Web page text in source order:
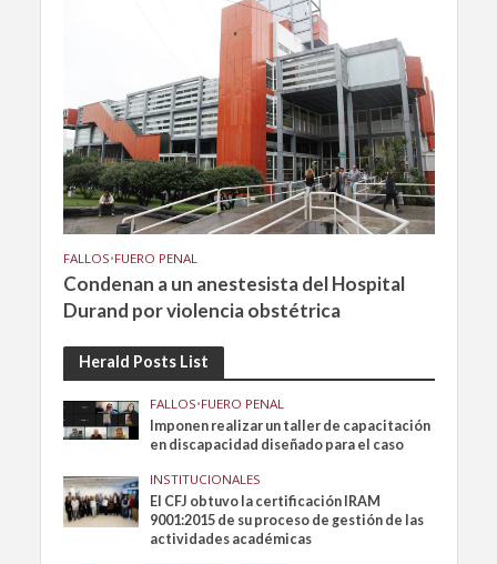
FALLOS•FUERO PENAL
Condenan a un anestesista del Hospital
Durand por violencia obstétrica
Herald Posts List
FALLOS•FUERO PENAL
Imponen realizar un taller de capacitación
en discapacidad diseñado para el caso
INSTITUCIONALES
El CFJ obtuvo la certificación IRAM
9001:2015 de su proceso de gestión de las
actividades académicas